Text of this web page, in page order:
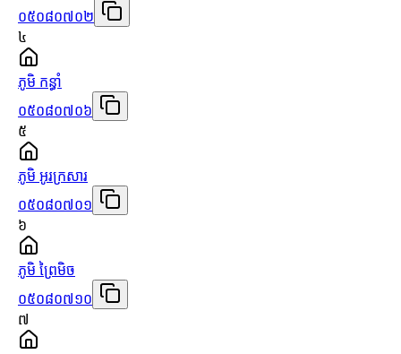
០៥០៨០៧០២
៤
ភូមិ កន្ធាំ
០៥០៨០៧០៦
៥
ភូមិ អូរក្រសារ
០៥០៨០៧០១
៦
ភូមិ ព្រៃមិច
០៥០៨០៧១០
៧